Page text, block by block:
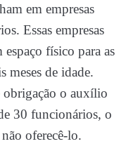
em empresas
Essas empresas
físico para as
meses de idade.
obrigação o auxílio
30 funcionários, o
oferecê-lo.